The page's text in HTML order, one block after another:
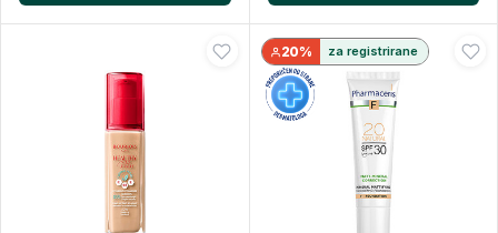
20% za registrirane